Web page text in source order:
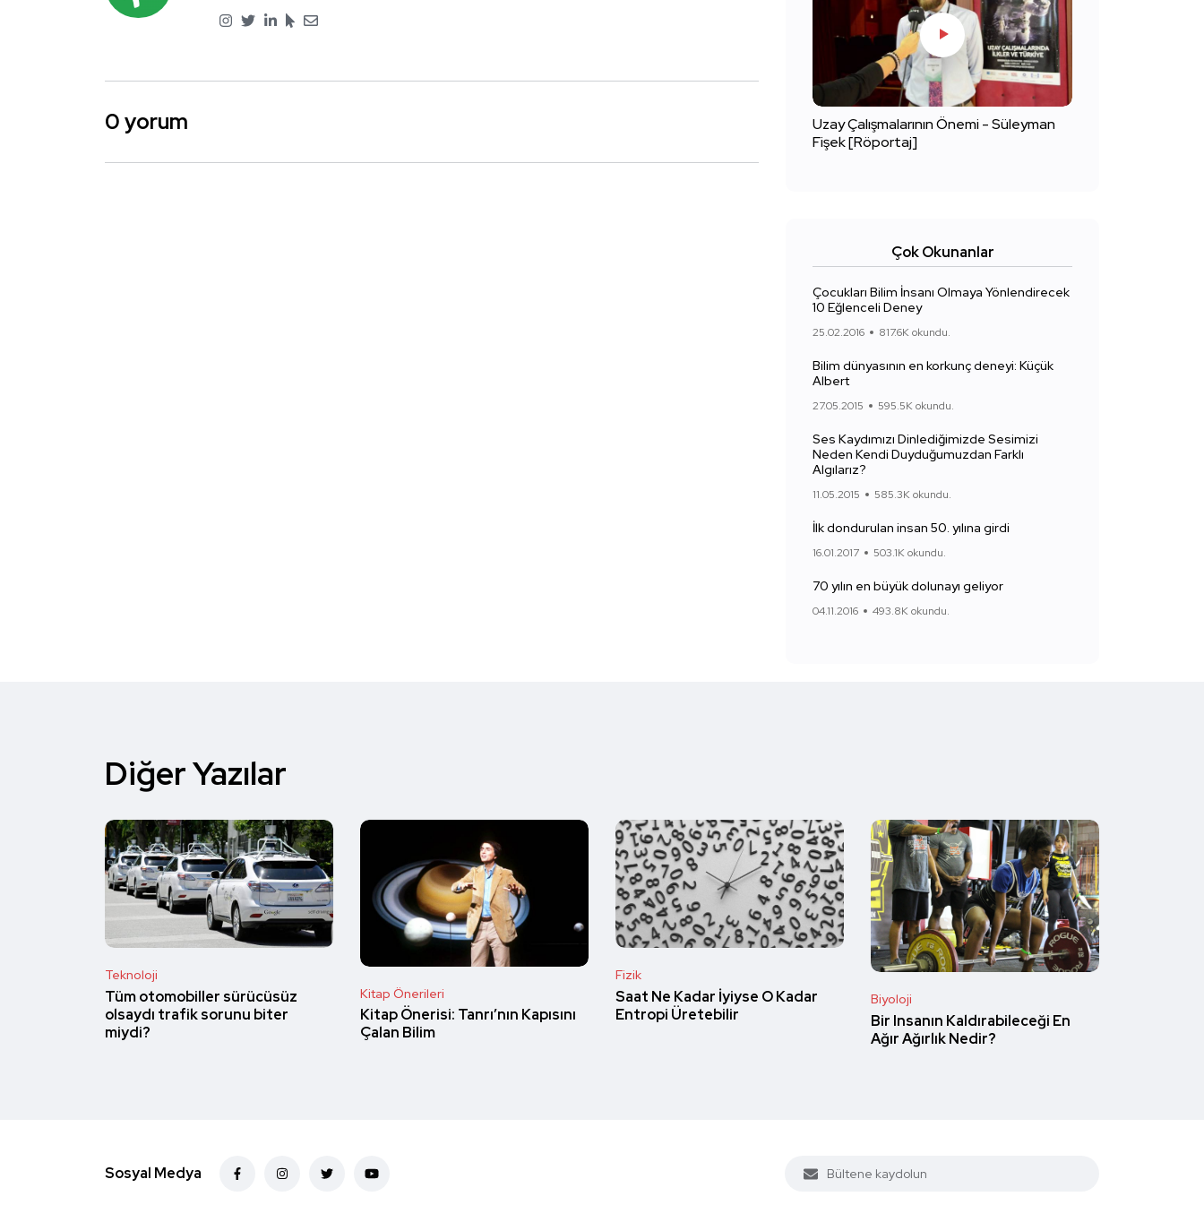
0 yorum
Uzay Çalışmalarının Önemi - Süleyman
Fişek [Röportaj]
Çok Okunanlar
Çocukları Bilim İnsanı Olmaya Yönlendirecek
10 Eğlenceli Deney
25.02.2016 817.6K okundu.
Bilim dünyasının en korkunç deneyi: Küçük
Albert
27.05.2015 595.5K okundu.
Ses Kaydımızı Dinlediğimizde Sesimizi
Neden Kendi Duyduğumuzdan Farklı
Algılarız?
11.05.2015 585.3K okundu.
İlk dondurulan insan 50. yılına girdi
16.01.2017 503.1K okundu.
70 yılın en büyük dolunayı geliyor
04.11.2016 493.8K okundu.
Diğer Yazılar
Teknoloji
Tüm otomobiller sürücüsüz
olsaydı trafik sorunu biter
miydi?
Kitap Önerileri
Kitap Önerisi: Tanrı’nın Kapısını
Çalan Bilim
Fizik
Saat Ne Kadar İyiyse O Kadar
Entropi Üretebilir
Biyoloji
Bir Insanın Kaldırabileceği En
Ağır Ağırlık Nedir?
Sosyal Medya